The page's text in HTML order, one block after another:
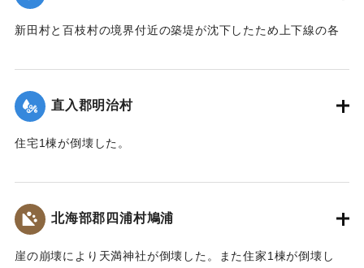
新田村と百枝村の境界付近の築堤が沈下したため上下線の各
｜固有コード:
直入郡明治村
住宅1棟が倒壊した。
｜固有コード: 00480028
北海部郡四浦村鳩浦
崖の崩壊により天満神社が倒壊した。また住家1棟が倒壊し